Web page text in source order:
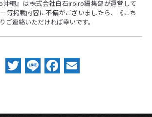
縄』は株式会社白石iroiro編集部が運営して
等掲載内容に不備がございましたら、
《こち
ご連絡いただければ幸いです。
Twitter
LineFacebook